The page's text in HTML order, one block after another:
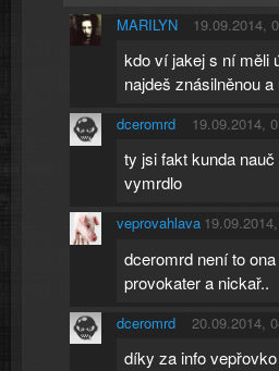
MARILYN 19.09.2014,
kdo ví jakej s ní měli
najdeš znásilněnou
dceromrd 19.09.2014,
ty jsi fakt kunda
vymrdlo
veprovahlava
dceromrd není to
provokater a nickař..
dceromrd 20.09.2014,
díky za info vepřovko